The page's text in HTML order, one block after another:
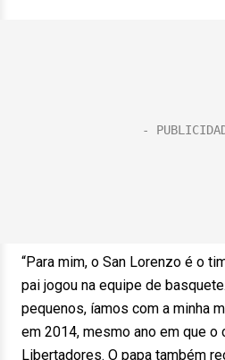
“Para mim, o San Lorenzo é o
pai jogou na equipe de
pequenos, íamos com a minha
em 2014, mesmo ano em que o
Libertadores. O papa também